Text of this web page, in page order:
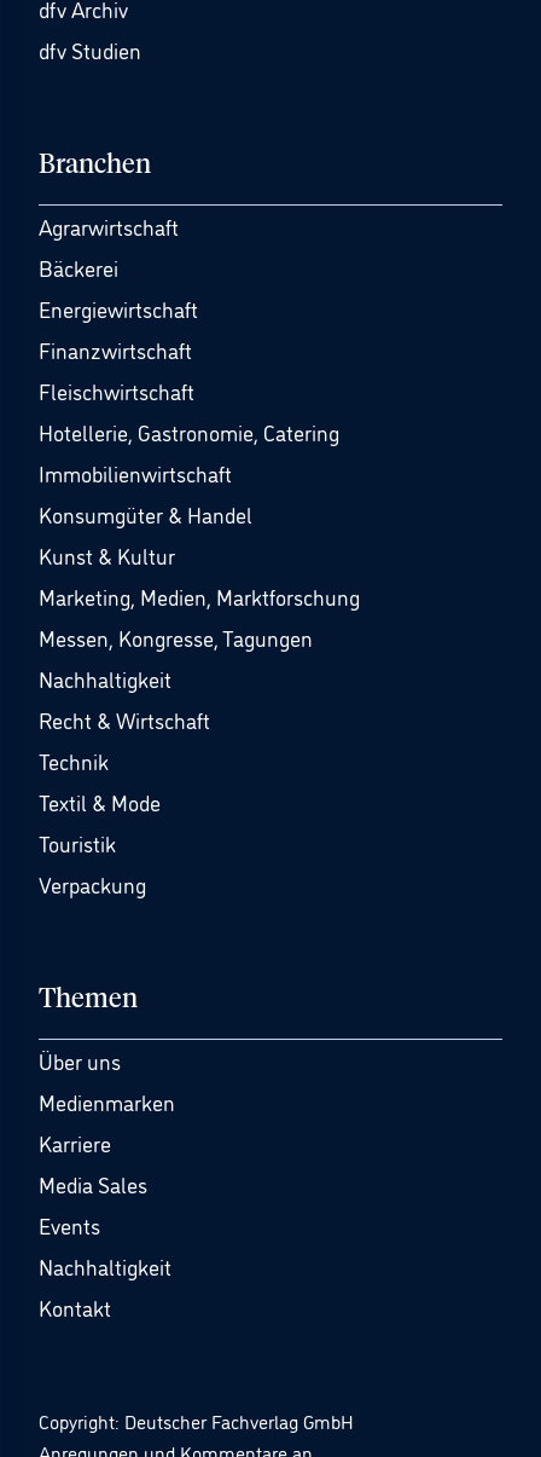
dfv Archiv
dfv Studien
Branchen
Agrarwirtschaft
Bäckerei
Energiewirtschaft
Finanzwirtschaft
Fleischwirtschaft
Hotellerie, Gastronomie, Catering
Immobilienwirtschaft
Konsumgüter & Handel
Kunst & Kultur
Marketing, Medien, Marktforschung
Messen, Kongresse, Tagungen
Nachhaltigkeit
Recht & Wirtschaft
Technik
Textil & Mode
Touristik
Verpackung
Themen
Über uns
Medienmarken
Karriere
Media Sales
Events
Nachhaltigkeit
Kontakt
Copyright: Deutscher Fachverlag GmbH